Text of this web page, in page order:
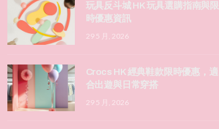
玩具反斗城 HK 玩具選購指南與限
時優惠資訊
29 5 月, 2026
Crocs HK 經典鞋款限時優惠，適
合出遊與日常穿搭
29 5 月, 2026